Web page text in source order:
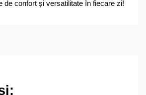
de confort și versatilitate în fiecare zi!